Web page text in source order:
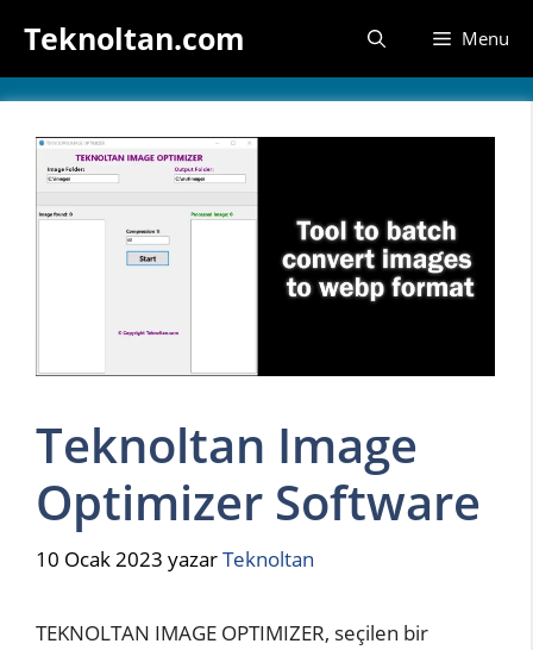
atlaTeknoltan.com Menu
Teknoltan Image
Optimizer Software
10 Ocak 2023 yazarTeknoltan
TEKNOLTAN IMAGE OPTIMIZER, seçilen bir